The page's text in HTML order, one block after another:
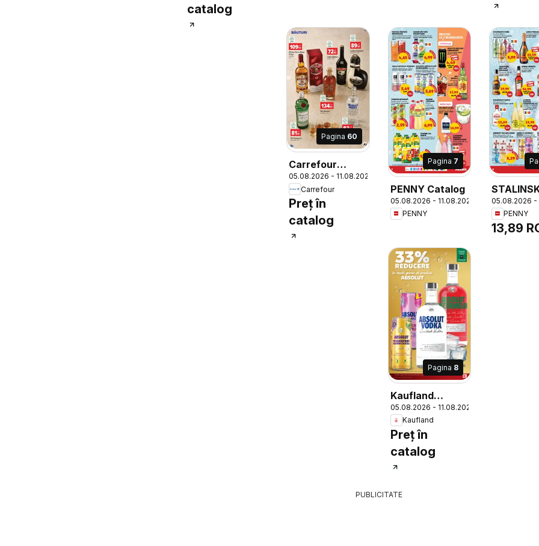
catalog
Pagina 60
Carrefour
Catalog
05.08.2026 - 11.08.2026
Carrefour
Preț în
catalog
Pagina 7
PENNY Catalog
05.08.2026 - 11.08.2026
PENNY
VODKA,
alcool,
05.08.2026 -
PENNY
13,89
Pagina 8
Kaufland
Catalog
05.08.2026 - 11.08.2026
Kaufland
Preț în
catalog
PUBLICITATE